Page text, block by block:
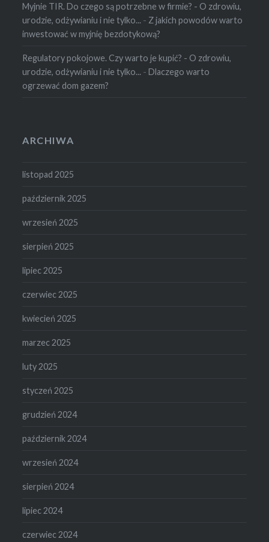
Myjnie TIR. Do czego są potrzebne w firmie? - O zdrowiu,
urodzie, odżywianiu i nie tylko... - Z jakich powodów warto
inwestować w myjnię bezdotykową?
Regulatory pokojowe. Czy warto je kupić? - O zdrowiu,
urodzie, odżywianiu i nie tylko... -Dlaczego warto
ogrzewać dom gazem?
ARCHIWA
listopad 2025
październik 2025
wrzesień 2025
sierpień 2025
lipiec 2025
czerwiec 2025
kwiecień 2025
marzec 2025
luty 2025
styczeń 2025
grudzień 2024
październik 2024
wrzesień 2024
sierpień 2024
lipiec 2024
czerwiec 2024